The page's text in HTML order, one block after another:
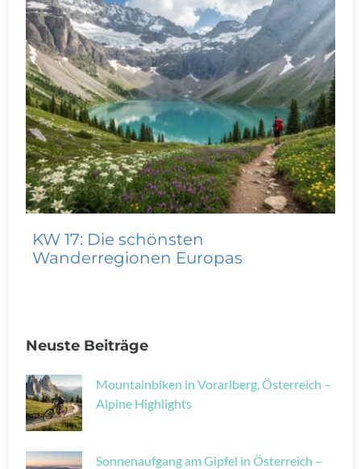
KW 17: Die schönsten
Wanderregionen Europas
Neuste Beiträge
Mountainbiken in Vorarlberg, Österreich –
Alpine Highlights
Sonnenaufgang am Gipfel in Österreich –